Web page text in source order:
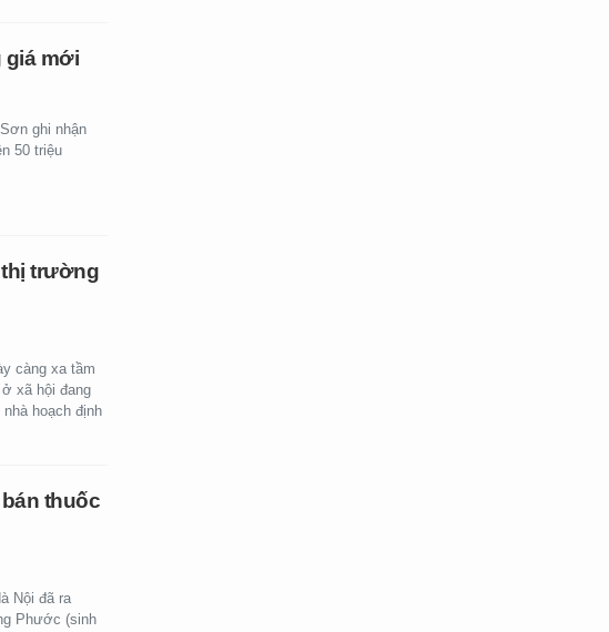
giá mới
ghi nhận
50 triệu
thị trường
càng xa tầm
xã hội đang
hoạch định
thuốc
Nội đã ra
Phước (sinh